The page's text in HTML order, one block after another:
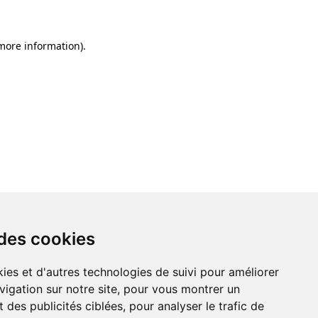
cookies
et d'autres technologies de suivi pour améliorer
sur notre site, pour vous montrer un
des publicités ciblées, pour analyser le trafic de
information).